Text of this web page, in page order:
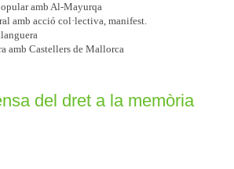
amb Al-Mayurqa
amb acció col·lectiva, manifest.
amb Castellers de Mallorca
del dret a la memòria